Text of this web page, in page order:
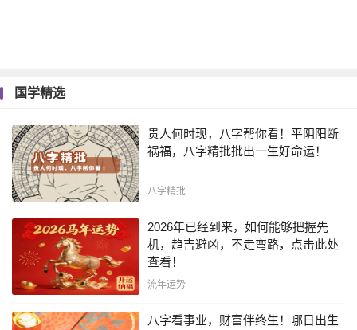
国学精选
贵人何时现，八字帮你看！平阴阳断
祸福，八字精批批出一生好命运！
八字精批
2026年已经到来，如何能够把握先
机，趋吉避凶，不走弯路，点击此处
查看！
流年运势
八字看事业，财富伴终生！哪日出生